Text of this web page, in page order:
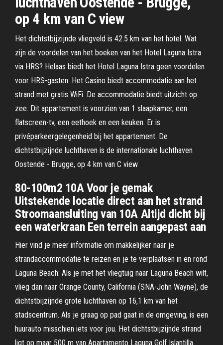
op 4 km van C view
Het dichtstbijzijnde vliegveld is 42.5 km van het hotel. Wat
zijn de voordelen van het boeken van het Hotel Laguna Istra
via HRS? Helaas biedt het Hotel Laguna Istra geen voordelen
voor HRS-gasten. Het Casino biedt accommodatie aan het
strand met gratis WiFi. De accommodatie biedt uitzicht op
zee. Dit appartement is voorzien van 1 slaapkamer, een
flatscreen-tv, een eethoek en een keuken. Er is
privéparkeergelegenheid bij het appartement. De
dichtstbijzijnde luchthaven is de internationale luchthaven
Oostende - Brugge, op 4 km van C view
80-100m2 10A Voor je gemak
Uitstekende locatie direct aan het strand
Stroomaansluiting van 10A Altijd dicht bij
een waterkraan Een terrein aangepast aan
Hier vind je meer informatie om makkelijker naar je
strandaccommodatie te reizen en je te verplaatsen in en rond
Laguna Beach: Als je met het vliegtuig naar Laguna Beach wilt,
vlieg dan naar Orange County, California (SNA-John Wayne), de
dichtstbijzijnde grote luchthaven op 16,1 km van het
stadscentrum. Als je graag op pad gaat in de omgeving, is een
huurauto misschien iets voor jou. Het dichtstbijzijnde strand
ligt op maar 500 m van Apartamento Laguna Golf Islantilla.